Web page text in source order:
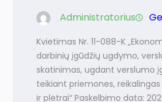
Administratorius
Kvietimas Nr. 11-088-K
darbinių įgūdžių ugdymo,
skatinimas, ugdant verslumo
teikiant priemones,
ir plėtrai“ Paskelbimo data: